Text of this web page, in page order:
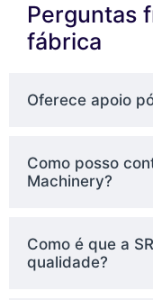
Perguntas
fábrica
Oferece apoio
Como posso
Machinery?
Como é que a
qualidade?